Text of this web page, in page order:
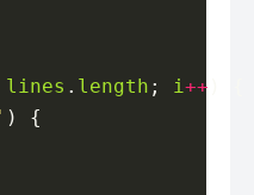
lines . length ; i++